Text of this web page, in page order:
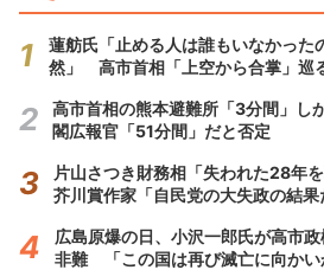
蓮舫氏「止める人は誰もいなかった
然」 高市首相「上空から合掌」巡
高市首相の熊本避難所「3分間」
閣広報官「51分間」だと否定
片山さつき財務相「失われた28年
芥川賞作家「自民党の大失政の結果
広島原爆の日、小沢一郎氏が高市
非難 「この国は再び滅亡に向かい